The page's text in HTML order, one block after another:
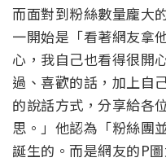
而面對到粉絲數量龐大
一開始是「看著網友拿
心，我自己也看得很開
過、喜歡的話，加上自
的說話方式，分享給各
思。」他認為「粉絲團
誕生的。而是網友的P